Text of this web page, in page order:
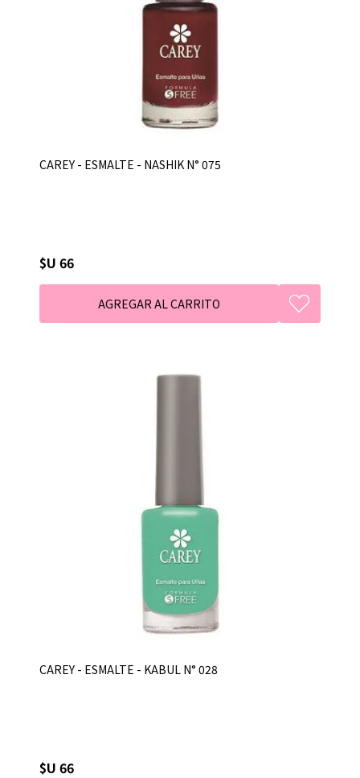
CAREY - ESMALTE - NASHIK N° 075
$U 66
CAREY - ESMALTE - KABUL N° 028
$U 66